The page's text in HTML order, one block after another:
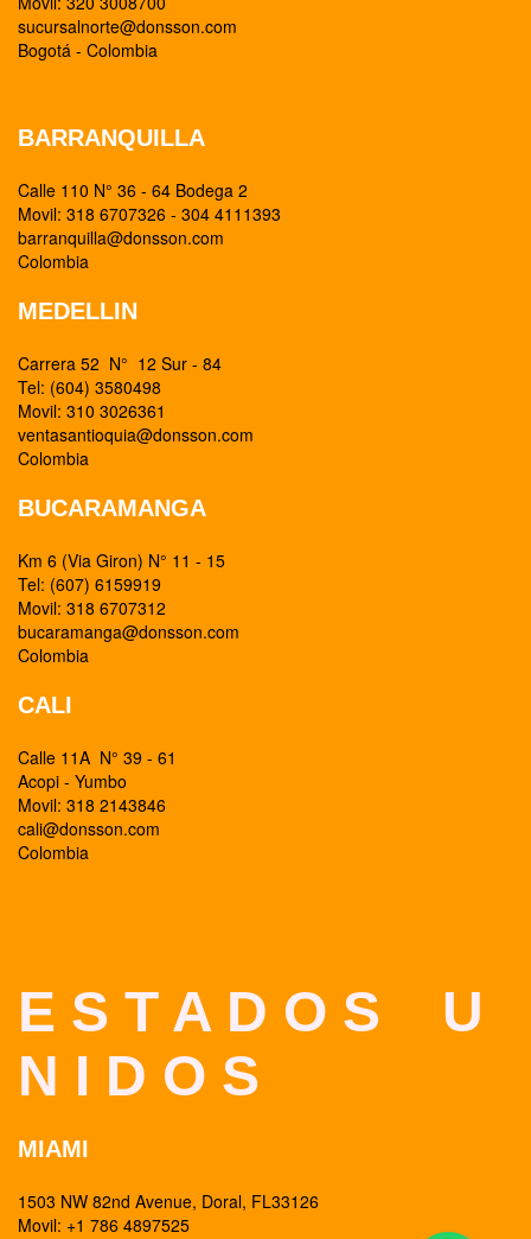
sucursalnorte@donsson.com
Bogotá - Colombia
BARRANQUILLA
Calle 110 N° 36 - 64 Bodega 2
Movil: 318 6707326 - 304 4111393
barranquilla@donsson.com
Colombia
MEDELLIN
Carrera 52 N° 12 Sur - 84
Tel: (604) 3580498
Movil: 310 3026361
ventasantioquia@donsson.com
Colombia
BUCARAMANGA
Km 6 (Via Giron) N° 11 - 15
Tel: (607) 6159919
Movil: 318 6707312
bucaramanga@donsson.com
Colombia
CALI
Calle 11A N° 39 - 61
Acopi - Yumbo
Movil: 318 2143846
cali@donsson.com
Colombia
E S T A D O S U
N I D O S
MIAMI
1503 NW 82nd Avenue, Doral, FL33126
Movil: +1 786 4897525